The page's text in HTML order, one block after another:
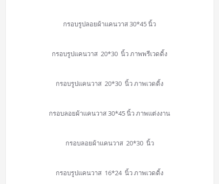
กรอบรูปลอยผ้าแคนวาส 30*45 นิ้ว
กรอบรูปแคนวาส 20*30 นิ้ว ภาพพรีเวดดิ้ง
กรอบรูปแคนวาส 20*30 นิ้ว ภาพเวดดิ้ง
กรอบลอยผ้าแคนวาส 30*45 นิ้ว ภาพแต่งงาน
กรอบลอยผ้าแคนวาส 20*30 นิ้ว
กรอบรูปแคนวาส 16*24 นิ้ว ภาพเวดดิ้ง